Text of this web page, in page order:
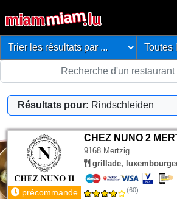
Résultats pour: Rindschleiden
CHEZ NUNO 2
9168 Mertzig
grillade,
précommande (60)